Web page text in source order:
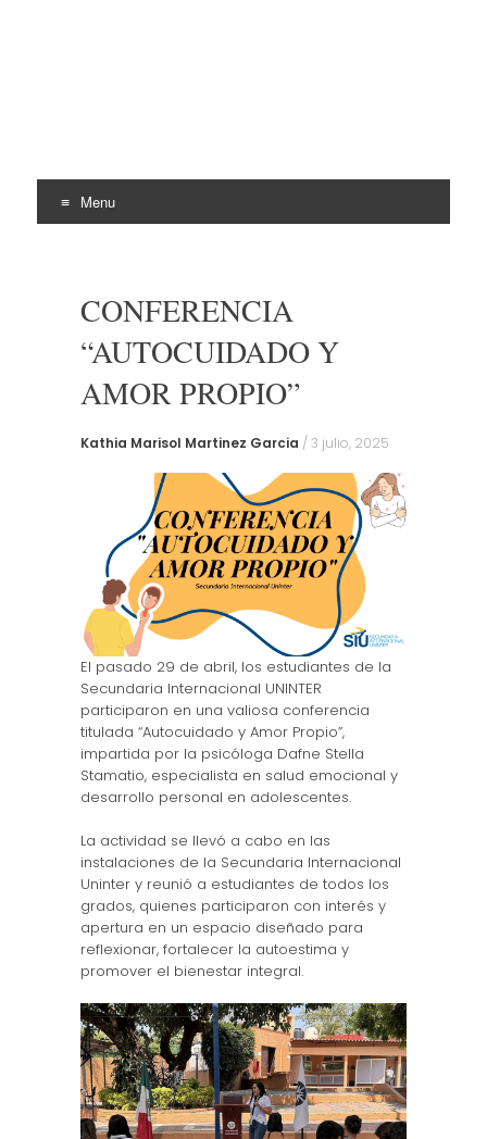
Menu
CONFERENCIA
“AUTOCUIDADO Y
AMOR PROPIO”
Kathia Marisol Martinez Garcia /3 julio, 2025
El pasado 29 de abril, los estudiantes de la
Secundaria Internacional UNINTER
participaron en una valiosa conferencia
titulada “Autocuidado y Amor Propio”,
impartida por la psicóloga Dafne Stella
Stamatio, especialista en salud emocional y
desarrollo personal en adolescentes.
La actividad se llevó a cabo en las
instalaciones de la Secundaria Internacional
Uninter y reunió a estudiantes de todos los
grados, quienes participaron con interés y
apertura en un espacio diseñado para
reflexionar, fortalecer la autoestima y
promover el bienestar integral.